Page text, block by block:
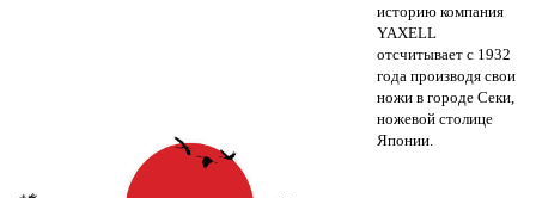
историю компания
YAXELL
отсчитывает с 1932
года производя свои
ножи в городе Секи,
ножевой столице
Японии.